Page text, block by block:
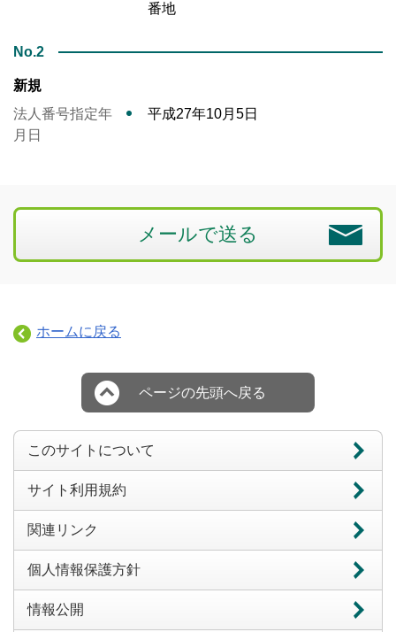
番地
No.2
新規
法人番号指定年
月日
平成27年10月5日
メールで送る
ホームに戻る
ページの先頭へ戻る
このサイトについて
サイト利用規約
関連リンク
個人情報保護方針
情報公開